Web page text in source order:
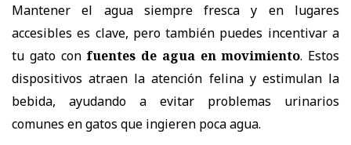
Mantener el agua siempre fresca y en lugares
accesibles es clave, pero también puedes incentivar a
tu gato confuentes de agua en movimiento. Estos
dispositivos atraen la atención felina y estimulan la
bebida, ayudando a evitar problemas urinarios
comunes en gatos que ingieren poca agua.